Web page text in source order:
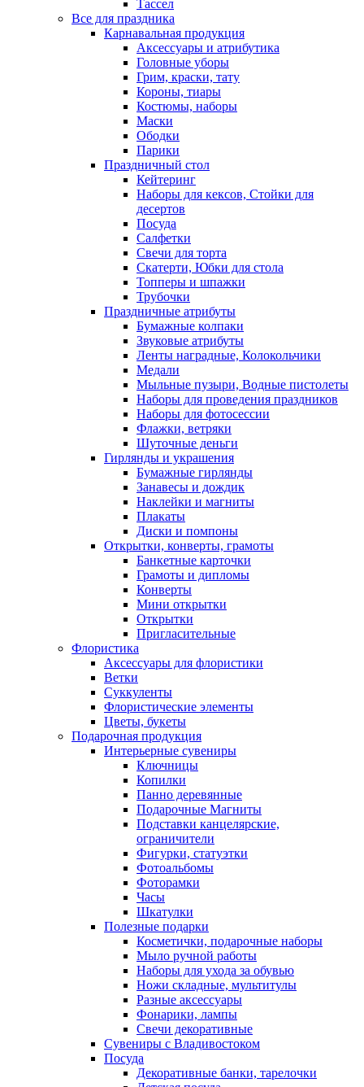
Тассел
Все для праздника
Карнавальная продукция
Аксессуары и атрибутика
Головные уборы
Грим, краски, тату
Короны, тиары
Костюмы, наборы
Маски
Ободки
Парики
Праздничный стол
Кейтеринг
Наборы для кексов, Стойки для
десертов
Посуда
Салфетки
Свечи для торта
Скатерти, Юбки для стола
Топперы и шпажки
Трубочки
Праздничные атрибуты
Бумажные колпаки
Звуковые атрибуты
Ленты наградные, Колокольчики
Медали
Мыльные пузыри, Водные пистолеты
Наборы для проведения праздников
Наборы для фотосессии
Флажки, ветряки
Шуточные деньги
Гирлянды и украшения
Бумажные гирлянды
Занавесы и дождик
Наклейки и магниты
Плакаты
Диски и помпоны
Открытки, конверты, грамоты
Банкетные карточки
Грамоты и дипломы
Конверты
Мини открытки
Открытки
Пригласительные
Флористика
Аксессуары для флористики
Ветки
Суккуленты
Флористические элементы
Цветы, букеты
Подарочная продукция
Интерьерные сувениры
Ключницы
Копилки
Панно деревянные
Подарочные Магниты
Подставки канцелярские,
ограничители
Фигурки, статуэтки
Фотоальбомы
Фоторамки
Часы
Шкатулки
Полезные подарки
Косметички, подарочные наборы
Мыло ручной работы
Наборы для ухода за обувью
Ножи складные, мультитулы
Разные аксессуары
Фонарики, лампы
Свечи декоративные
Сувениры с Владивостоком
Посуда
Декоративные банки, тарелочки